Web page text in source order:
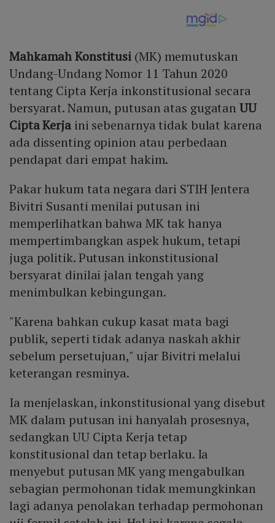
Mahkamah Konstitusi (MK) memutuskan
Undang-Undang Nomor 11 Tahun 2020
tentang Cipta Kerja inkonstitusional secara
bersyarat. Namun, putusan atas gugatan UU
Cipta Kerja ini sebenarnya tidak bulat karena
ada dissenting opinion atau perbedaan
pendapat dari empat hakim.
Pakar hukum tata negara dari STIH Jentera
Bivitri Susanti menilai putusan ini
memperlihatkan bahwa MK tak hanya
mempertimbangkan aspek hukum, tetapi
juga politik. Putusan inkonstitusional
bersyarat dinilai jalan tengah yang
menimbulkan kebingungan.
"Karena bahkan cukup kasat mata bagi
publik, seperti tidak adanya naskah akhir
sebelum persetujuan," ujar Bivitri melalui
keterangan resminya.
Ia menjelaskan, inkonstitusional yang disebut
MK dalam putusan ini hanyalah prosesnya,
sedangkan UU Cipta Kerja tetap
konstitusional dan tetap berlaku. Ia
menyebut putusan MK yang mengabulkan
sebagian permohonan tidak memungkinkan
lagi adanya penolakan terhadap permohonan